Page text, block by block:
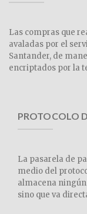
Las compras que
avaladas por el
Santander, de
encriptados por la
PROTOCOLO
La pasarela de
medio del
almacena
sino que va